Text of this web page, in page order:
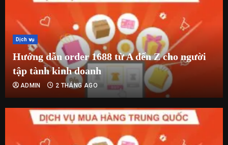
Dịch vụ
Hướng dẫn order 1688 từ A đến Z cho người
tập tành kinh doanh
ADMIN 2 THÁNG AGO